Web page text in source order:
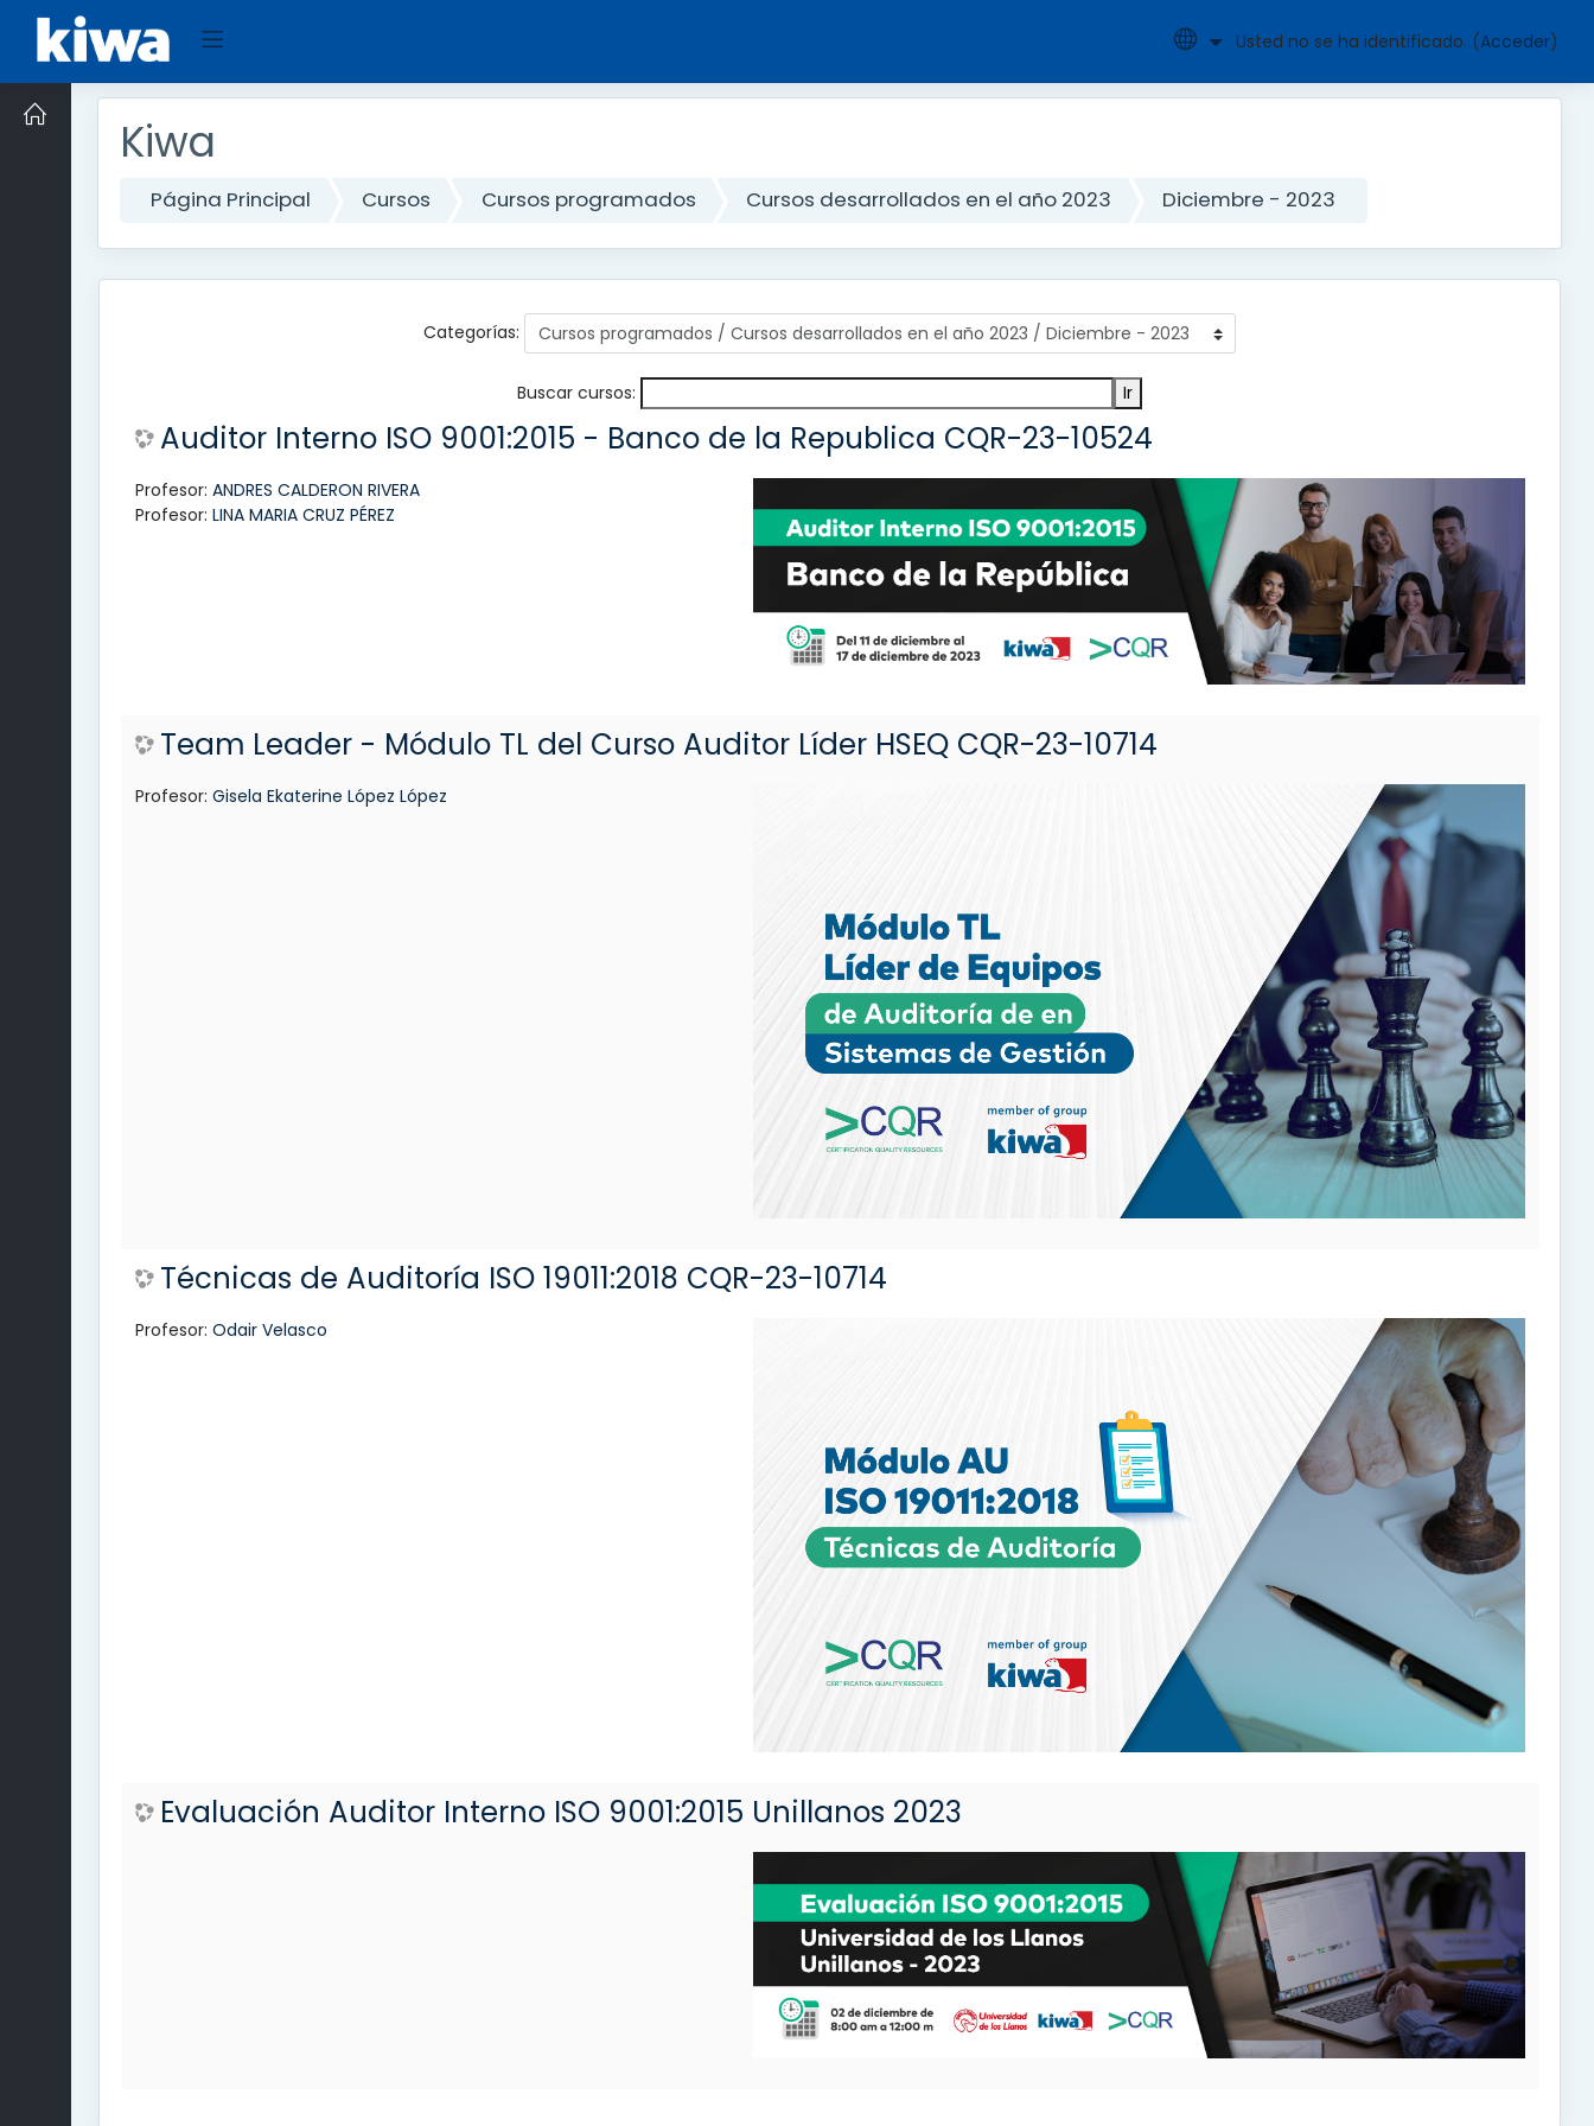
Salta
al
principal
Panel Usted no se ha identificado. (Acceder)
Kiwa
Página Principal Cursos Cursos programados Cursos desarrollados en el año 2023 Diciembre - 2023
Categorías:
Buscar cursos:
Auditor Interno ISO 9001:2015 - Banco de la Republica CQR-23-10524
Profesor: ANDRES CALDERON RIVERA
Profesor: LINA MARIA CRUZ PÉREZ
Team Leader - Módulo TL del Curso Auditor Líder HSEQ CQR-23-10714
Profesor: Gisela Ekaterine López López
Técnicas de Auditoría ISO 19011:2018 CQR-23-10714
Profesor: Odair Velasco
Evaluación Auditor Interno ISO 9001:2015 Unillanos 2023